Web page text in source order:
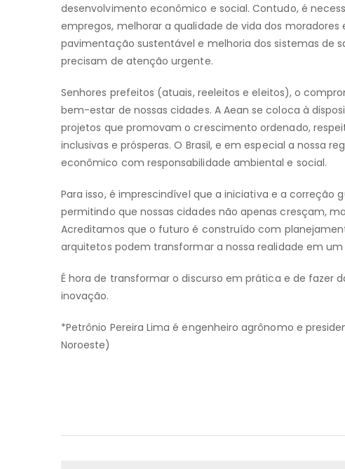
desenvolvimento econômico e social. Contudo, é
empregos, melhorar a qualidade de vida dos
pavimentação sustentável e melhoria dos sistemas de
precisam de atenção urgente.
Senhores prefeitos (atuais, reeleitos e eleitos), o
bem-estar de nossas cidades. A Aean se coloca à
projetos que promovam o crescimento ordenado,
inclusivas e prósperas. O Brasil, e em especial a nossa
econômico com responsabilidade ambiental e social.
Para isso, é imprescindível que a iniciativa e a
permitindo que nossas cidades não apenas cresçam,
Acreditamos que o futuro é construído com
arquitetos podem transformar a nossa realidade em
É hora de transformar o discurso em prática e de fazer
inovação.
*Petrônio Pereira Lima é engenheiro agrônomo e
Noroeste)